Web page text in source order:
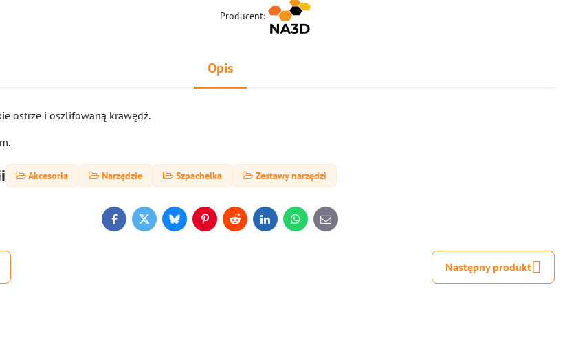
Producent:
Opis
ostrze i oszlifowaną krawędź.
Akcesoria Narzędzie Szpachelka Zestawy narzędzi
FacebookTwitterBlueskyPinterestRedditLinkedInWhatsApp
E-
mail
Następny produkt